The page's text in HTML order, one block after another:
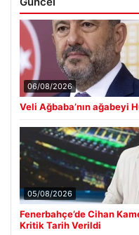
06/08/2026
Veli Ağbaba’nın ağabeyi
05/08/2026
Fenerbahçe’de Cihan
Kritik Tarih Verildi